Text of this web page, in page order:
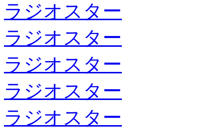
ラジオスター
ラジオスター
ラジオスター
ラジオスター
ラジオスター